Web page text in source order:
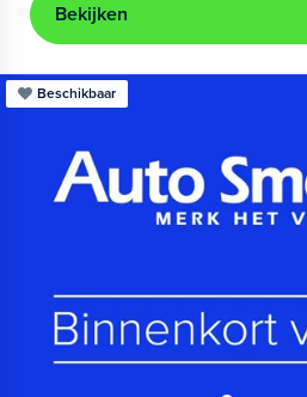
Bekijken
Beschikbaar